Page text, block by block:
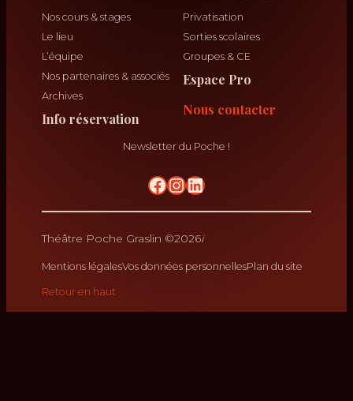
Nos cours & stages
Le lieu
L’équipe
Nos partenaires & associés
Archives
Info réservation
Privatisation
Sorties scolaires
Groupes & CE
Espace Pro
Nous contacter
Newsletter du Poche !
Théâtre Poche Graslin ©2026
Mentions légalesVos données personnellesPlan du site
Retour en haut